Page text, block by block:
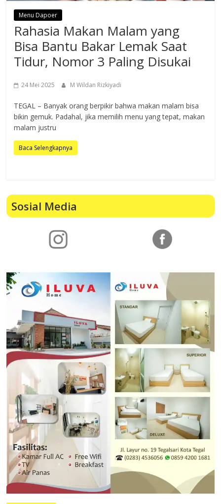
Menu Dapoer
Rahasia Makan Malam yang
Bisa Bantu Bakar Lemak Saat
Tidur, Nomor 3 Paling Disukai
24 Mei 2025 M Wildan Rizkiyadi
TEGAL – Banyak orang berpikir bahwa makan malam bisa
bikin gemuk. Padahal, jika memilih menu yang tepat, makan
malam justru
Baca Selengkapnya
Sosial Media